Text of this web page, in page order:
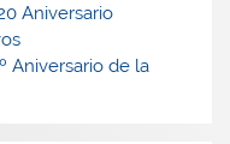
Aniversario
Aniversario de la